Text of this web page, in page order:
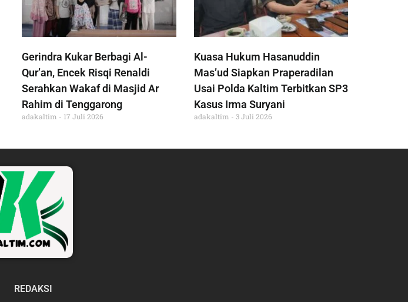
Gerindra Kukar Berbagi Al-
Qur’an, Encek Risqi Renaldi
Serahkan Wakaf di Masjid Ar
Rahim di Tenggarong
adakaltim 17 Juli 2026
Kuasa Hukum Hasanuddin
Mas’ud Siapkan Praperadilan
Usai Polda Kaltim Terbitkan SP3
Kasus Irma Suryani
adakaltim 3 Juli 2026
REDAKSI